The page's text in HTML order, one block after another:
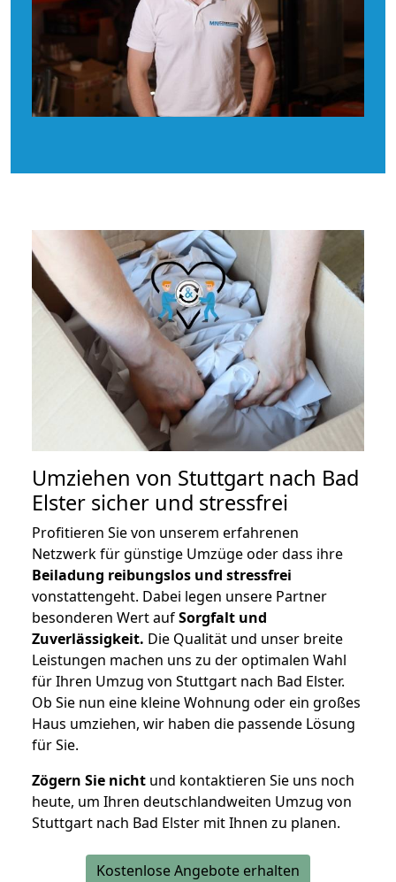
Umziehen von Stuttgart nach Bad
Elster sicher und stressfrei
Profitieren Sie von unserem erfahrenen
Netzwerk für günstige Umzüge oder dass ihre
Beiladung reibungslos und stressfrei
vonstattengeht. Dabei legen unsere Partner
besonderen Wert aufSorgfalt und
Zuverlässigkeit. Die Qualität und unser breite
Leistungen machen uns zu der optimalen Wahl
für Ihren Umzug von Stuttgart nach Bad Elster.
Ob Sie nun eine kleine Wohnung oder ein großes
Haus umziehen, wir haben die passende Lösung
für Sie.
Zögern Sie nicht und kontaktieren Sie uns noch
heute, um Ihren deutschlandweiten Umzug von
Stuttgart nach Bad Elster mit Ihnen zu planen.
Kostenlose Angebote erhalten